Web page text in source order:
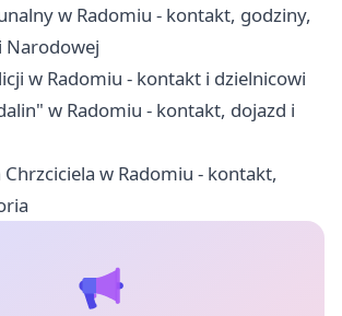
w Radomiu - kontakt, godziny,
Narodowej
w Radomiu - kontakt i dzielnicowi
w Radomiu - kontakt, dojazd i
Chrzciciela w Radomiu - kontakt,